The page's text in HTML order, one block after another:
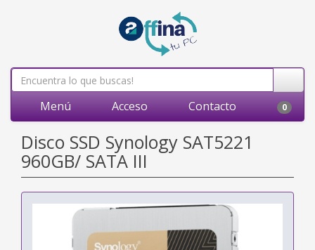
Menú Acceso Contacto 0
Disco SSD Synology SAT5221
960GB/ SATA III